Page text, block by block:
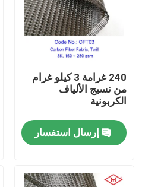
منزل
240 غرامة 3 كيلو غرام
من نسيج الألياف
الكربونية
إرسال استفسار